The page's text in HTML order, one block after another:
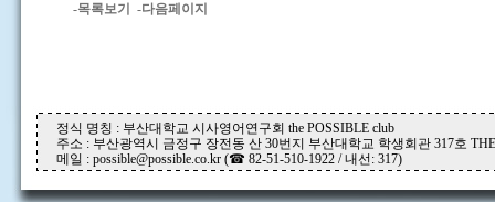
-목록보기 -다음페이지
정식 명칭 : 부산대학교 시사영어연구회 the POSSIBLE club
주소 : 부산광역시 금정구 장전동 산 30번지 부산대학교 학생회관 317호
메일 : possible@possible.co.kr (☎ 82-51-510-1922 / 내선: 317)